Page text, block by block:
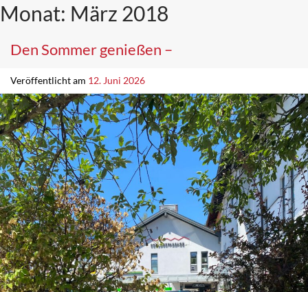
Monat: März 2018
Den Sommer genießen –
Veröffentlicht am 12. Juni 2026